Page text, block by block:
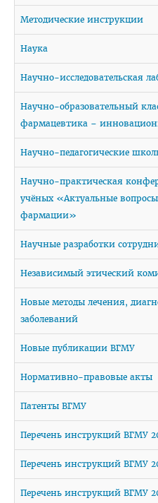
Заслуженный деятель науки
Заслуженный врач РБ
Заслуженный деятель науки
Медаль «За трудовые заслуги»
Почётная грамота
Почётная грамота Совета
Благодарность Президента РБ
Почётная грамота
Заслуженный работник
Национального собрания РБ
Благодарность Премьер-
АБИТУРИЕНТУ
Факультет довузовской
Расписание
Стоимость обучения
Документы
Адрес
Методические инструкции
Наука
Научно-исследовательская
Научно-образовательный
фармацевтика –
Научно-педагогические
Научно-практическая
учёных «Актуальные
фармации»
Научные разработки
Независимый этический
Новые методы лечения,
заболеваний
Новые публикации ВГМУ
Нормативно-правовые акты
Патенты ВГМУ
Перечень инструкций ВГМУ
Перечень инструкций ВГМУ
Перечень инструкций ВГМУ